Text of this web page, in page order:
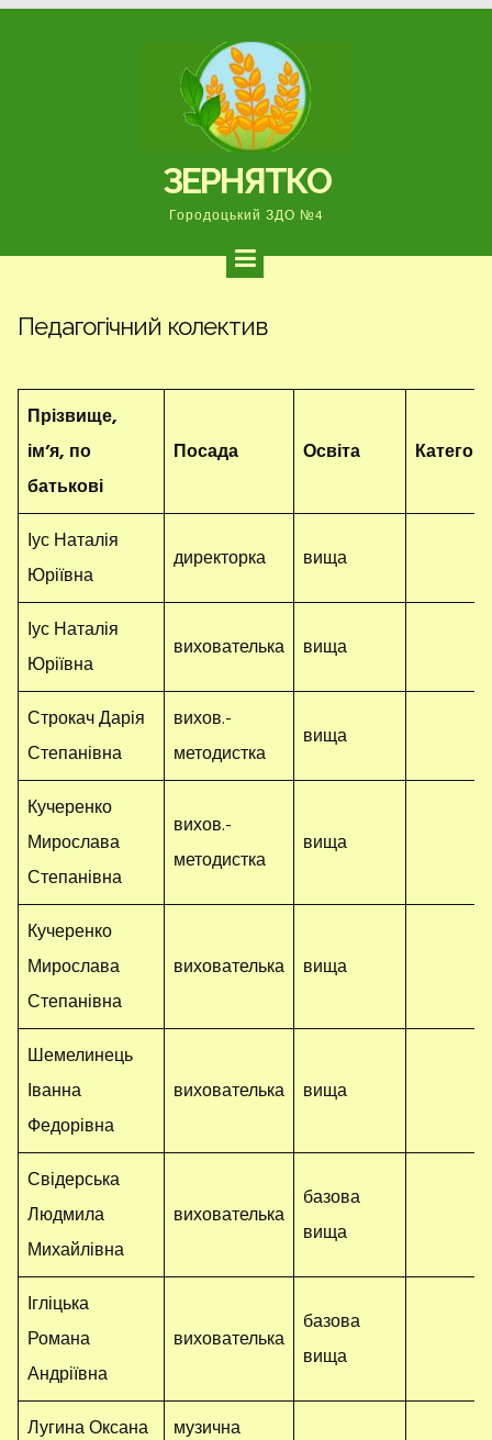
ЗЕРНЯТКО
Городоцький ЗДО №4
Педагогічний колектив
Прізвище,
ім’я, по
батькові
Посада Освіта
Іус Наталія
Юріївна
директорка вища
Іус Наталія
Юріївна
вихователька вища
Строкач Дарія
Степанівна
вихов.-
методистка
вища
Кучеренко
Мирослава
Степанівна
вихов.-
методистка
вища
Кучеренко
Мирослава
Степанівна
вихователька вища
Шемелинець
Іванна
Федорівна
вихователька вища
Свідерська
Людмила
Михайлівна
вихователька
базова
вища
Ігліцька
Романа
Андріївна
вихователька
базова
вища
Лугина Оксана
музична